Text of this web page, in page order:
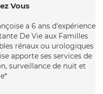
Vous
a 6 ans d'expérience
De Vie aux Familles
rénaux ou urologiques
apporte ses services de
surveillance de nuit et